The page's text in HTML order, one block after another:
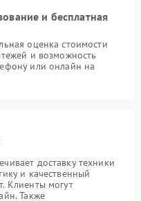
и бесплатная
оценка стоимости
и возможность
или онлайн на
доставку техники
и качественный
Клиенты могут
Также